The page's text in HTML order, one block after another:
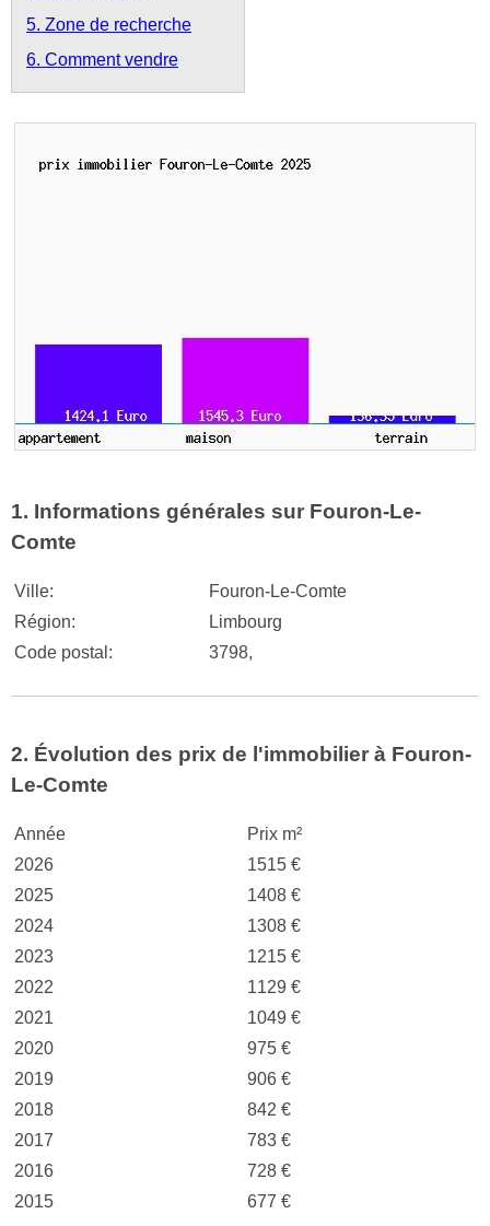
5. Zone de recherche
6. Comment vendre
1. Informations générales sur Fouron-Le-
Comte
Ville:
Fouron-Le-Comte
Région:
Limbourg
Code postal:
3798,
2. Évolution des prix de l'immobilier à Fouron-
Le-Comte
Année
Prix m²
2026
1515 €
2025
1408 €
2024
1308 €
2023
1215 €
2022
1129 €
2021
1049 €
2020
975 €
2019
906 €
2018
842 €
2017
783 €
2016
728 €
2015
677 €